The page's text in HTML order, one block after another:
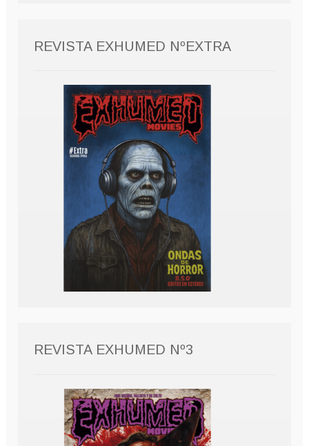
REVISTA EXHUMED NºEXTRA
REVISTA EXHUMED Nº3